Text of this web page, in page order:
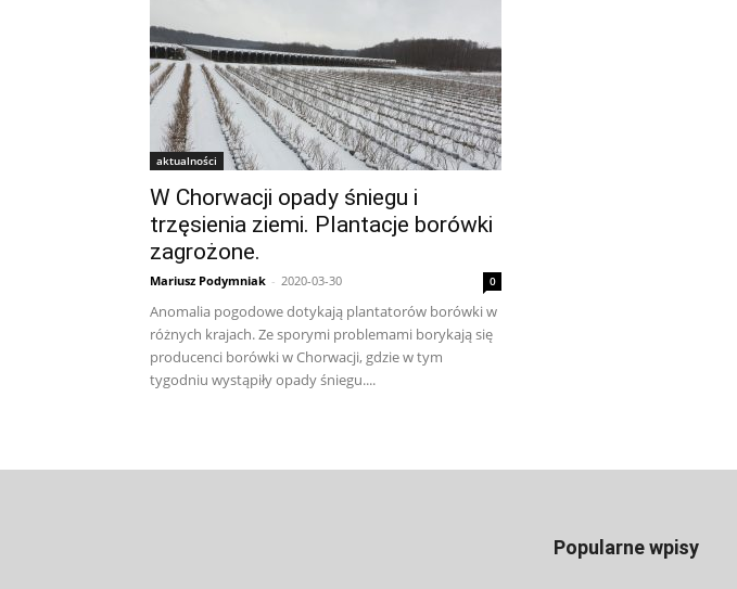
aktualności
W Chorwacji opady śniegu i
trzęsienia ziemi. Plantacje borówki
zagrożone.
Mariusz Podymniak - 2020-03-30 0
Anomalia pogodowe dotykają plantatorów borówki w
różnych krajach. Ze sporymi problemami borykają się
producenci borówki w Chorwacji, gdzie w tym
tygodniu wystąpiły opady śniegu....
Popularne wpisy